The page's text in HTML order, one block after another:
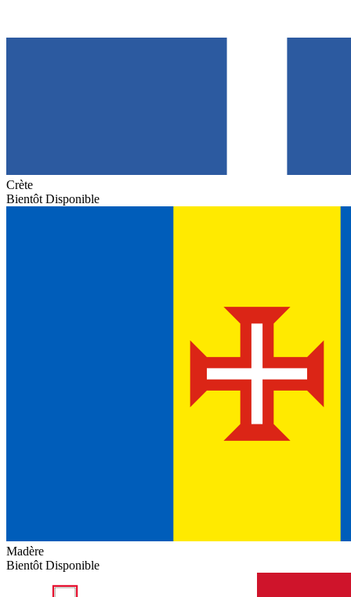
Crète
Bientôt Disponible
Madère
Bientôt Disponible